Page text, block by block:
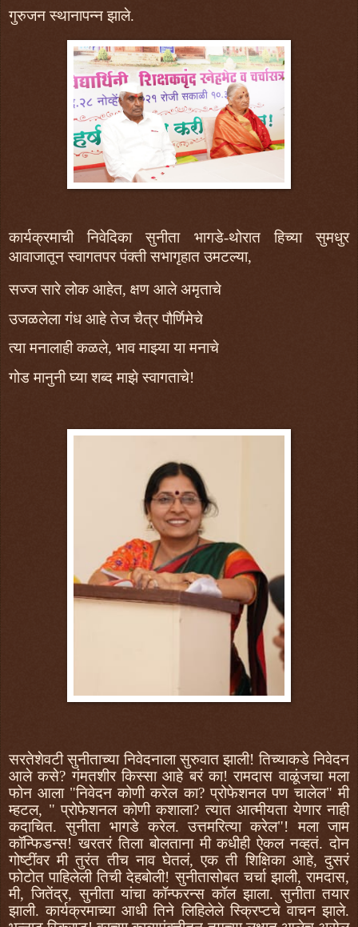
गुरुजन स्थानापन्न झाले.
कार्यक्रमाची निवेदिका सुनीता भागडे-थोरात हिच्या सुमधुर
आवाजातून स्वागतपर पंक्ती सभागृहात उमटल्या,
सज्ज सारे लोक आहेत, क्षण आले अमृताचे
उजळलेला गंध आहे तेज चैत्र पौर्णिमेचे
त्या मनालाही कळले, भाव माझ्या या मनाचे
गोड मानुनी घ्या शब्द माझे स्वागताचे!
सरतेशेवटी सुनीताच्या निवेदनाला सुरुवात झाली! तिच्याकडे निवेदन
आले कसे? गंमतशीर किस्सा आहे बरं का! रामदास वाळूंजचा मला
फोन आला "निवेदन कोणी करेल का? प्रोफेशनल पण चालेल" मी
म्हटल, " प्रोफेशनल कोणी कशाला? त्यात आत्मीयता येणार नाही
कदाचित. सुनीता भागडे करेल. उत्तमरित्या करेल"! मला जाम
कॉन्फिडन्स! खरतरं तिला बोलताना मी कधीही ऐकल नव्हतं. दोन
गोष्टींवर मी तुरंत तीच नाव घेतलं, एक ती शिक्षिका आहे, दुसरं
फोटोत पाहिलेली तिची देहबोली! सुनीतासोबत चर्चा झाली, रामदास,
मी, जितेंद्र, सुनीता यांचा कॉन्फरन्स कॉल झाला. सुनीता तयार
झाली. कार्यक्रमाच्या आधी तिने लिहिलेले स्क्रिप्टचे वाचन झाले.